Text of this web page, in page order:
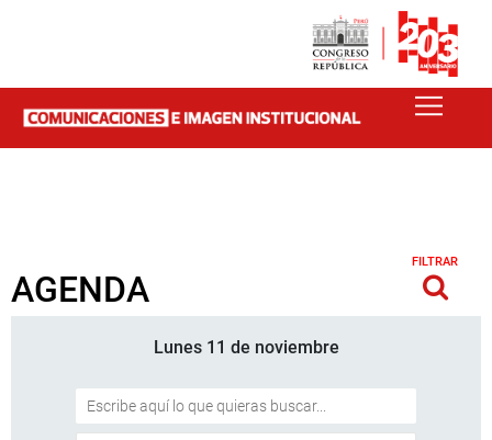
AGENDA
FILTRAR
Lunes 11 de noviembre